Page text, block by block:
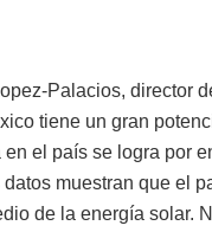
Palacios, director
tiene un gran
el país se logra por
muestran que el
de la energía solar.